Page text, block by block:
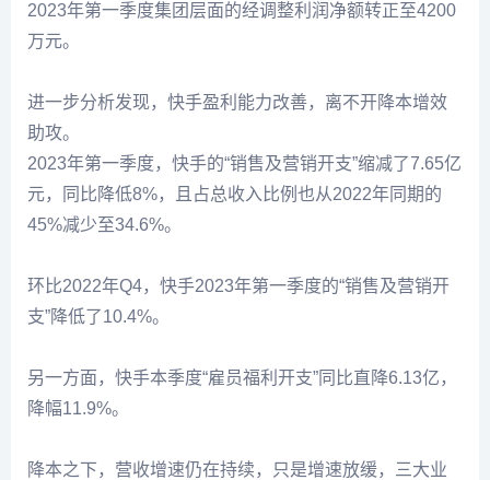
2023年第一季度集团层面的经调整利润净额转正至4200
万元。
进一步分析发现，快手盈利能力改善，离不开降本增效
助攻。
2023年第一季度，快手的“销售及营销开支”缩减了7.65亿
元，同比降低8%，且占总收入比例也从2022年同期的
45%减少至34.6%。
环比2022年Q4，快手2023年第一季度的“销售及营销开
支”降低了10.4%。
另一方面，快手本季度“雇员福利开支”同比直降6.13亿，
降幅11.9%。
降本之下，营收增速仍在持续，只是增速放缓，三大业